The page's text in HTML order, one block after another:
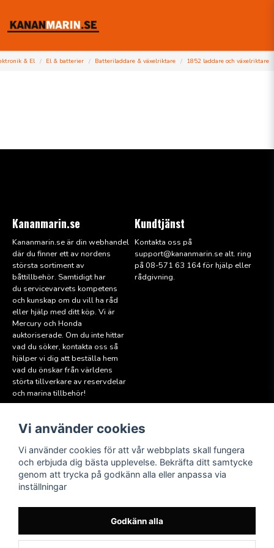
& El El & batterier Batteriladdare & växelriktare 1852 laddare och växelriktare
Kananmarin.se
Kananmarin.se är din webhandel
där du finner ett av nordens
största sortiment av
båttillbehör. Samtidigt har
du servicevarvets kompetens
och kunskap om du vill ha råd
eller hjälp med ditt köp. Vi är
Mercury och Honda
auktoriserade. Om du inte hittar
vad du söker, kontakta oss så
hjälper vi dig att beställa hem
vad du önskar från världens
störta tillverkare av reservdelar
och marina tillbehör!
Kundtjänst
Kontakta oss på
support@kananmarin.se alt. ring
på 08-571 63 164 för hjälp eller
rådgivning.
Läs mer
Köpvillkor
Hitta till oss
Miljöpolicy
Medlem i Sweboat
Följ oss
Facebook
Instagram
Vi använder cookies
Vi använder cookies för att vår webbplats skall fungera
och erbjuda dig bästa upplevelse. Bekräfta ditt samtycke
genom att trycka på godkänn alla eller anpassa via
inställningar
Godkänn alla